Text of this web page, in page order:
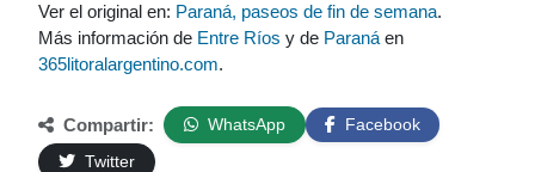
Ver el original en: Paraná, paseos de fin de semana.
Más información de Entre Ríos y de Paraná en
365litoralargentino.com.
Compartir: WhatsApp
Facebook
Twitter